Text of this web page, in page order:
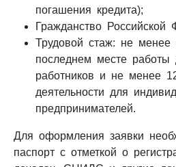
погашения кредита);
Гражданство Российской
Трудовой стаж: не
последнем месте
работников и не менее
деятельности для
предпринимателей.
Для оформления заявки
паспорт с отметкой о